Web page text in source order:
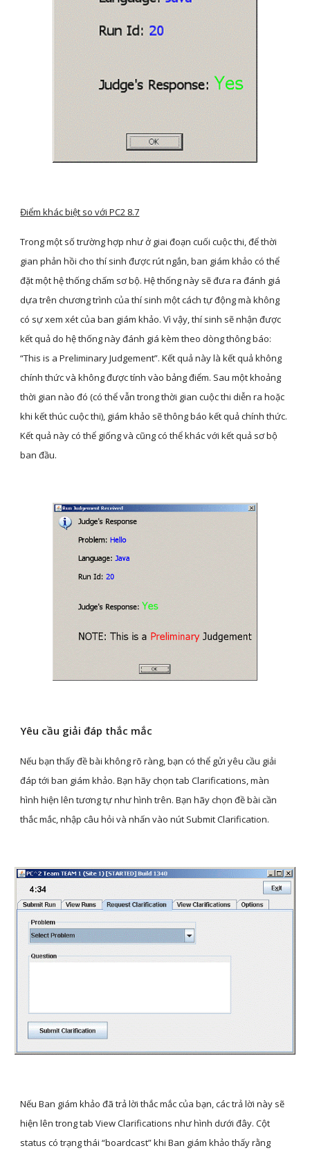
Điểm khác biệt so với PC2 8.7
Trong một số trường hợp như ở giai đoạn cuối cuộc thi, để thời
gian phản hồi cho thí sinh được rút ngắn, ban giám khảo có thể
đặt một hệ thống chấm sơ bộ. Hệ thống này sẽ đưa ra đánh giá
dựa trên chương trình của thí sinh một cách tự động mà không
có sự xem xét của ban giám khảo. Vì vậy, thí sinh sẽ nhận được
kết quả do hệ thống này đánh giá kèm theo dòng thông báo:
“This is a Preliminary Judgement”. Kết quả này là kết quả không
chính thức và không được tính vào bảng điểm. Sau một khoảng
thời gian nào đó (có thể vẫn trong thời gian cuộc thi diễn ra hoặc
khi kết thúc cuộc thi), giám khảo sẽ thông báo kết quả chính thức.
Kết quả này có thể giống và cũng có thể khác với kết quả sơ bộ
ban đầu.
Yêu cầu giải đáp thắc mắc
Nếu bạn thấy đề bài không rõ ràng, bạn có thể gửi yêu cầu giải
đáp tới ban giám khảo. Bạn hãy chọn tab Clarifications, màn
hình hiện lên tương tự như hình trên. Bạn hãy chọn đề bài cần
thắc mắc, nhập câu hỏi và nhấn vào nút Submit Clarification.
Nếu Ban giám khảo đã trả lời thắc mắc của bạn, các trả lời này sẽ
hiện lên trong tab View Clarifications như hình dưới đây. Cột
status có trạng thái “boardcast” khi Ban giám khảo thấy rằng